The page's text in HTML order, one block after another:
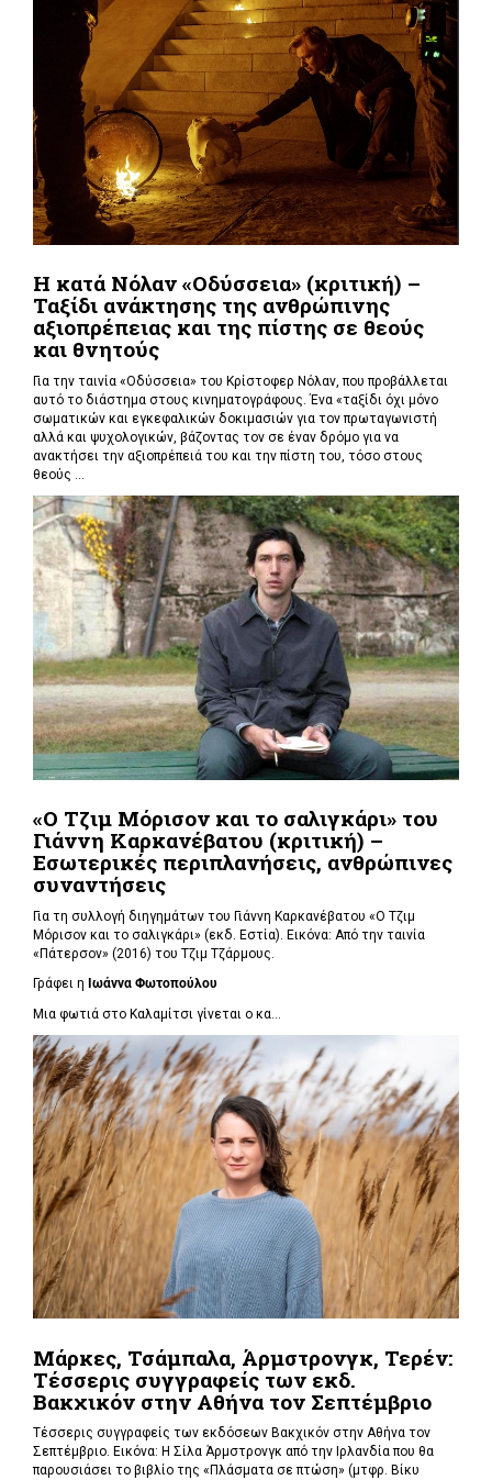
Η κατά Νόλαν «Οδύσσεια» (κριτική) –
Ταξίδι ανάκτησης της ανθρώπινης
αξιοπρέπειας και της πίστης σε θεούς
και θνητούς
Για την ταινία «Οδύσσεια» του Κρίστοφερ Νόλαν,που προβάλλεται
αυτό το διάστημα στους κινηματογράφους. Ένα «ταξίδι όχι μόνο
σωματικών και εγκεφαλικών δοκιμασιών για τον πρωταγωνιστή
αλλά και ψυχολογικών, βάζοντας τον σε έναν δρόμο για να
ανακτήσει την αξιοπρέπειά του και την πίστη του, τόσο στους
θεούς ...
«Ο Τζιμ Μόρισον και το σαλιγκάρι» του
Γιάννη Καρκανέβατου (κριτική) –
Εσωτερικές περιπλανήσεις, ανθρώπινες
συναντήσεις
Για τη συλλογή διηγημάτων του Γιάννη Καρκανέβατου «Ο Τζιμ
Μόρισον και το σαλιγκάρι» (εκδ. Εστία). Εικόνα: Από την ταινία
«Πάτερσον» (2016) του Τζιμ Τζάρμους.
Γράφει η Ιωάννα Φωτοπούλου
Μια φωτιά στο Καλαμίτσι γίνεται ο κα...
Μάρκες, Τσάμπαλα, Άρμστρονγκ, Τερέν:
Τέσσερις συγγραφείς των εκδ.
Βακχικόν στην Αθήνα τον Σεπτέμβριο
Τέσσερις συγγραφείς των εκδόσεων Βακχικόν στην Αθήνα τον
Σεπτέμβριο. Εικόνα: Η Σίλα Άρμστρονγκ από την Ιρλανδία που θα
παρουσιάσει το βιβλίο της «Πλάσματα σε πτώση» (μτφρ. Βίκυ